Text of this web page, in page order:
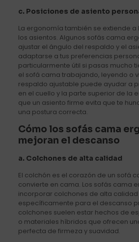
c. Posiciones de asiento
La ergonomía también se extiende
los asientos. Algunos sofás cama
ajustar el ángulo del respaldo y el
adaptarse a tus preferencias
particularmente útil si pasas mucho
el sofá cama trabajando, leyendo o
respaldo ajustable puede ayudar a
en el cuello y la parte superior de la
que un asiento firme evita que te
una postura correcta.
Cómo los sofás cama
mejoran el descanso
a. Colchones de alta calidad
El colchón es el corazón de un sofá
convierte en cama. Los sofás cama
incorporar colchones de alta
específicamente para el descanso
colchones suelen estar hechos de
o materiales híbridos que ofrecen
perfecta de firmeza y suavidad.